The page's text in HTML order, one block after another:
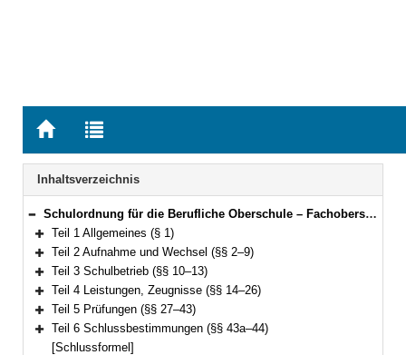
Zur
von
BAYERN.RECHT
Zur
der
letzten
Suche
Navigation
Inhaltsverzeichnis
Bereich reduzieren
Schulordnung für die Berufliche Oberschule – Fachoberschulen und Berufsoberschulen (Fachober- und Berufsoberschulordnung – FOBOSO) Vom 28. August 2017 (GVBl. S. 451) BayRS 2236-7-1-K (§§ 1–44)
Bereich erweitern
Teil 1 Allgemeines (§ 1)
Bereich erweitern
Teil 2 Aufnahme und Wechsel (§§ 2–9)
Bereich erweitern
Teil 3 Schulbetrieb (§§ 10–13)
Bereich erweitern
Teil 4 Leistungen, Zeugnisse (§§ 14–26)
Bereich erweitern
Teil 5 Prüfungen (§§ 27–43)
Bereich erweitern
Teil 6 Schlussbestimmungen (§§ 43a–44)
[Schlussformel]